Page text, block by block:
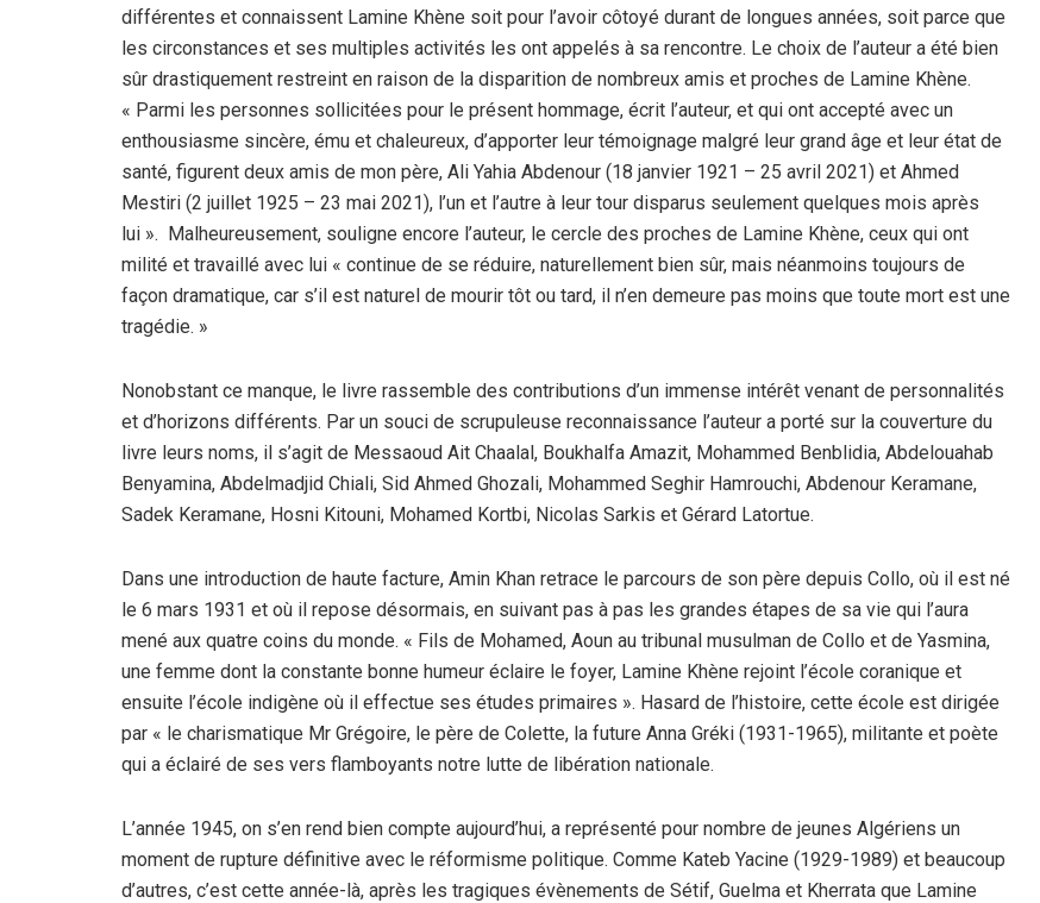
différentes et connaissent Lamine Khène soit pour l’avoir côtoyé durant de longues années, soit parce que
les circonstances et ses multiples activités les ont appelés à sa rencontre. Le choix de l’auteur a été bien
sûr drastiquement restreint en raison de la disparition de nombreux amis et proches de Lamine Khène.
« Parmi les personnes sollicitées pour le présent hommage, écrit l’auteur, et qui ont accepté avec un
enthousiasme sincère, ému et chaleureux, d’apporter leur témoignage malgré leur grand âge et leur état de
santé, figurent deux amis de mon père, Ali Yahia Abdenour (18 janvier 1921 – 25 avril 2021) et Ahmed
Mestiri (2 juillet 1925 – 23 mai 2021), l’un et l’autre à leur tour disparus seulement quelques mois après
lui ». Malheureusement, souligne encore l’auteur, le cercle des proches de Lamine Khène, ceux qui ont
milité et travaillé avec lui « continue de se réduire, naturellement bien sûr, mais néanmoins toujours de
façon dramatique, car s’il est naturel de mourir tôt ou tard, il n’en demeure pas moins que toute mort est une
tragédie. »
Nonobstant ce manque, le livre rassemble des contributions d’un immense intérêt venant de personnalités
et d’horizons différents. Par un souci de scrupuleuse reconnaissance l’auteur a porté sur la couverture du
livre leurs noms, il s’agit de Messaoud Ait Chaalal, Boukhalfa Amazit, Mohammed Benblidia, Abdelouahab
Benyamina, Abdelmadjid Chiali, Sid Ahmed Ghozali, Mohammed Seghir Hamrouchi, Abdenour Keramane,
Sadek Keramane, Hosni Kitouni, Mohamed Kortbi, Nicolas Sarkis et Gérard Latortue.
Dans une introduction de haute facture, Amin Khan retrace le parcours de son père depuis Collo, où il est né
le 6 mars 1931 et où il repose désormais, en suivant pas à pas les grandes étapes de sa vie qui l’aura
mené aux quatre coins du monde. « Fils de Mohamed, Aoun au tribunal musulman de Collo et de Yasmina,
une femme dont la constante bonne humeur éclaire le foyer, Lamine Khène rejoint l’école coranique et
ensuite l’école indigène où il effectue ses études primaires ». Hasard de l’histoire, cette école est dirigée
par « le charismatique Mr Grégoire, le père de Colette, la future Anna Gréki (1931-1965), militante et poète
qui a éclairé de ses vers flamboyants notre lutte de libération nationale.
L’année 1945, on s’en rend bien compte aujourd’hui, a représenté pour nombre de jeunes Algériens un
moment de rupture définitive avec le réformisme politique. Comme Kateb Yacine (1929-1989) et beaucoup
d’autres, c’est cette année-là, après les tragiques évènements de Sétif, Guelma et Kherrata que Lamine